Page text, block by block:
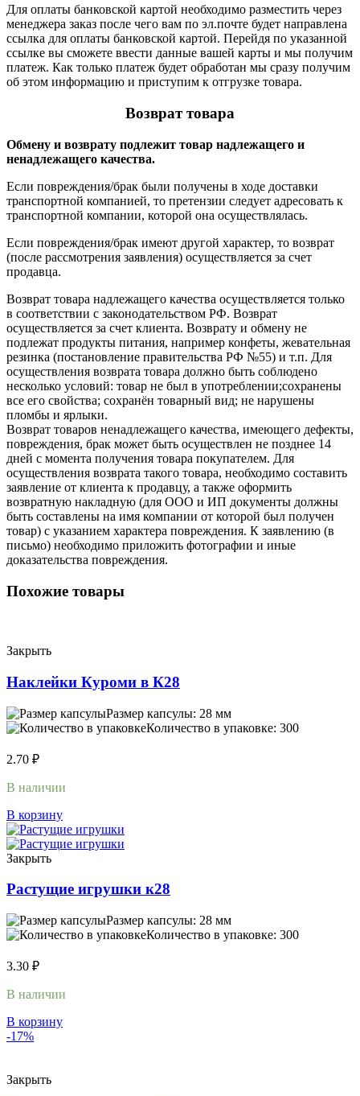
Для оплаты банковской картой необходимо разместить через
менеджера заказ после чего вам по эл.почте будет направлена
ссылка для оплаты банковской картой. Перейдя по указанной
ссылке вы сможете ввести данные вашей карты и мы получим
платеж. Как только платеж будет обработан мы сразу получим
об этом информацию и приступим к отгрузке товара.
Возврат товара
Обмену и возврату подлежит товар надлежащего и
ненадлежащего качества.
Если повреждения/брак были получены в ходе доставки
транспортной компанией, то претензии следует адресовать к
транспортной компании, которой она осуществлялась.
Если повреждения/брак имеют другой характер, то возврат
(после рассмотрения заявления) осуществляется за счет
продавца.
Возврат товара надлежащего качества осуществляется только
в соответствии с законодательством РФ. Возврат
осуществляется за счет клиента. Возврату и обмену не
подлежат продукты питания, например конфеты, жевательная
резинка (постановление правительства РФ №55) и т.п. Для
осуществления возврата товара должно быть соблюдено
несколько условий: товар не был в употреблении;сохранены
все его свойства; сохранён товарный вид; не нарушены
пломбы и ярлыки.
Возврат товаров ненадлежащего качества, имеющего дефекты,
повреждения, брак может быть осуществлен не позднее 14
дней с момента получения товара покупателем. Для
осуществления возврата такого товара, необходимо составить
заявление от клиента к продавцу, а также оформить
возвратную накладную (для ООО и ИП документы должны
быть составлены на имя компании от которой был получен
товар) с указанием характера повреждения. К заявлению (в
письмо) необходимо приложить фотографии и иные
доказательства повреждения.
Похожие товары
Закрыть
Наклейки Куроми в К28
Размер капсулы: 28 мм
Количество в упаковке: 300
2.70 ₽
В наличии
В корзину
Закрыть
Растущие игрушки к28
Размер капсулы: 28 мм
Количество в упаковке: 300
3.30 ₽
В наличии
В корзину
-17%
Закрыть